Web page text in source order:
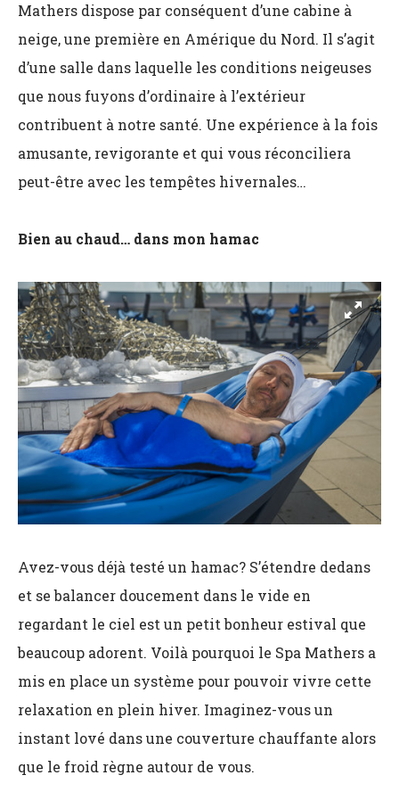
Mathers dispose par conséquent d’une cabine à
neige, une première en Amérique du Nord. Il s’agit
d’une salle dans laquelle les conditions neigeuses
que nous fuyons d’ordinaire à l’extérieur
contribuent à notre santé. Une expérience à la fois
amusante, revigorante et qui vous réconciliera
peut-être avec les tempêtes hivernales…
Bien au chaud… dans mon hamac
Avez-vous déjà testé un hamac? S’étendre dedans
et se balancer doucement dans le vide en
regardant le ciel est un petit bonheur estival que
beaucoup adorent. Voilà pourquoi le Spa Mathers a
mis en place un système pour pouvoir vivre cette
relaxation en plein hiver. Imaginez-vous un
instant lové dans une couverture chauffante alors
que le froid règne autour de vous.